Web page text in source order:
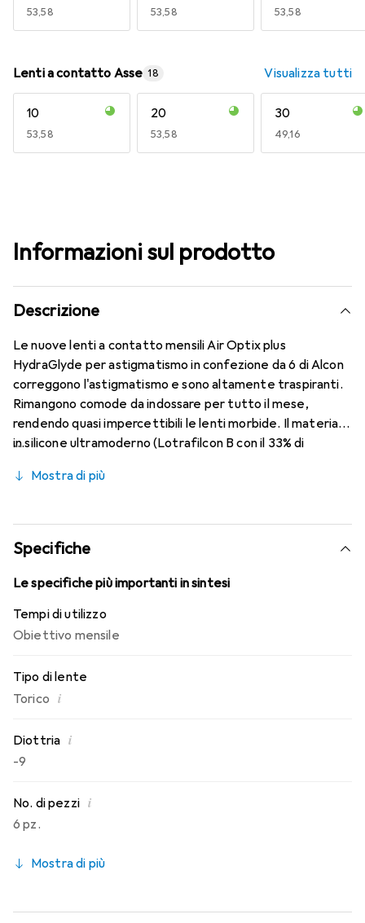
EUR
53,58 EUR
53,58 EUR
53,58
Lenti a contatto Asse 18 Visualizza tutti
10
EUR
53,58
20
EUR
53,58
30
EUR
49,16
Informazioni sul prodotto
Descrizione
Le nuove lenti a contatto mensili Air Optix plus
HydraGlyde per astigmatismo in confezione da 6 di Alcon
correggono l'astigmatismo e sono altamente traspiranti.
Rimangono comode da indossare per tutto il mese,
rendendo quasi impercettibili le lenti morbide. Il materiale
in silicone ultramoderno (Lotrafilcon B con il 33% di
HydraGlyde Moisture Matrix e la nota tecnologia
indossabilità che conosci. Comfort e assenza di fastidi per
tutto il giorno con le lenti mensili.
Mostra di più
Specifiche
Le specifiche più importanti in sintesi
Tempi di utilizzo
Obiettivo mensile
Tipo di lente
Torico i
Diottria i
-9
No. di pezzi i
6 pz.
Mostra di più